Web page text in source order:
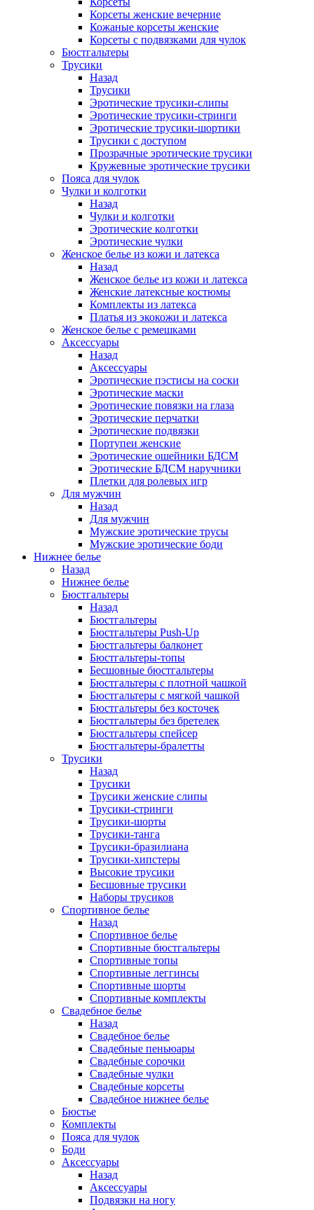
Корсеты женские вечерние
Кожаные корсеты женские
Корсеты с подвязками для чулок
Бюстгальтеры
Трусики
Назад
Трусики
Эротические трусики-слипы
Эротические трусики-стринги
Эротические трусики-шортики
Трусики с доступом
Прозрачные эротические трусики
Кружевные эротические трусики
Пояса для чулок
Чулки и колготки
Назад
Чулки и колготки
Эротические колготки
Эротические чулки
Женское белье из кожи и латекса
Назад
Женское белье из кожи и латекса
Женские латексные костюмы
Комплекты из латекса
Платья из экокожи и латекса
Женское белье с ремешками
Аксессуары
Назад
Аксессуары
Эротические пэстисы на соски
Эротические маски
Эротические повязки на глаза
Эротические перчатки
Эротические подвязки
Портупеи женские
Эротические ошейники БДСМ
Эротические БДСМ наручники
Плетки для ролевых игр
Для мужчин
Назад
Для мужчин
Мужские эротические трусы
Мужские эротические боди
Нижнее белье
Назад
Нижнее белье
Бюстгальтеры
Назад
Бюстгальтеры
Бюстгальтеры Push-Up
Бюстгальтеры балконет
Бюстгальтеры-топы
Бесшовные бюстгальтеры
Бюстгальтеры с плотной чашкой
Бюстгальтеры с мягкой чашкой
Бюстгальтеры без косточек
Бюстгальтеры без бретелек
Бюстгальтеры спейсер
Бюстгальтеры-бралетты
Трусики
Назад
Трусики
Трусики женские слипы
Трусики-стринги
Трусики-шорты
Трусики-танга
Трусики-бразилиана
Трусики-хипстеры
Высокие трусики
Бесшовные трусики
Наборы трусиков
Спортивное белье
Назад
Спортивное белье
Спортивные бюстгальтеры
Спортивные топы
Спортивные леггинсы
Спортивные шорты
Спортивные комплекты
Свадебное белье
Назад
Свадебное белье
Свадебные пеньюары
Свадебные сорочки
Свадебные чулки
Свадебные корсеты
Свадебное нижнее белье
Бюстье
Комплекты
Пояса для чулок
Боди
Аксессуары
Назад
Аксессуары
Подвязки на ногу